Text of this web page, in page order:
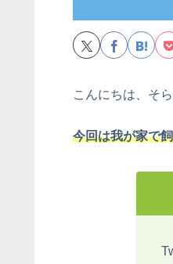
こんにちは、そら
今回は我が家で